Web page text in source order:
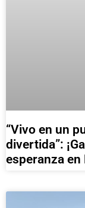
“Vivo en un
divertida”:
esperanza en